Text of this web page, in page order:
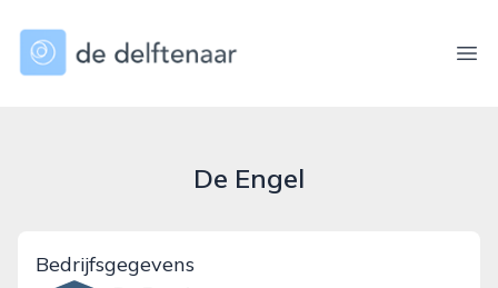
dedelftenaar.nl
De Engel
Bedrijfsgegevens